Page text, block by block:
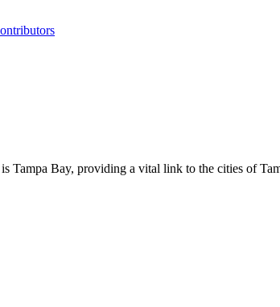
Tampa Bay, providing a vital link to the cities of